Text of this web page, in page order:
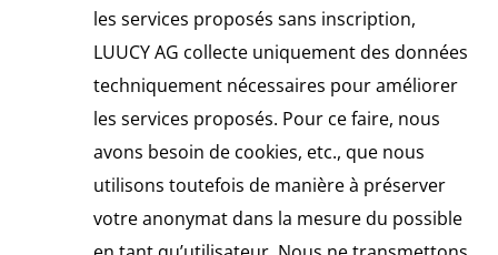
les services proposés sans inscription,
LUUCY AG collecte uniquement des données
techniquement nécessaires pour améliorer
les services proposés. Pour ce faire, nous
avons besoin de cookies, etc., que nous
utilisons toutefois de manière à préserver
votre anonymat dans la mesure du possible